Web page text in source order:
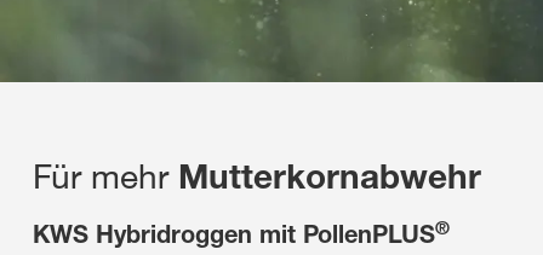
Für mehr Mutterkornabwehr
KWS Hybridroggen mit PollenPLUS®